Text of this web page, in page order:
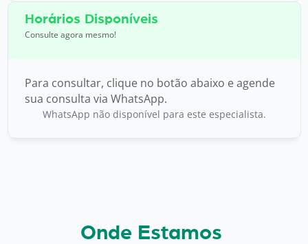
Horários Disponíveis
Consulte agora mesmo!
Para consultar, clique no botão abaixo e agende
sua consulta via WhatsApp.
WhatsApp não disponível para este especialista.
Onde Estamos